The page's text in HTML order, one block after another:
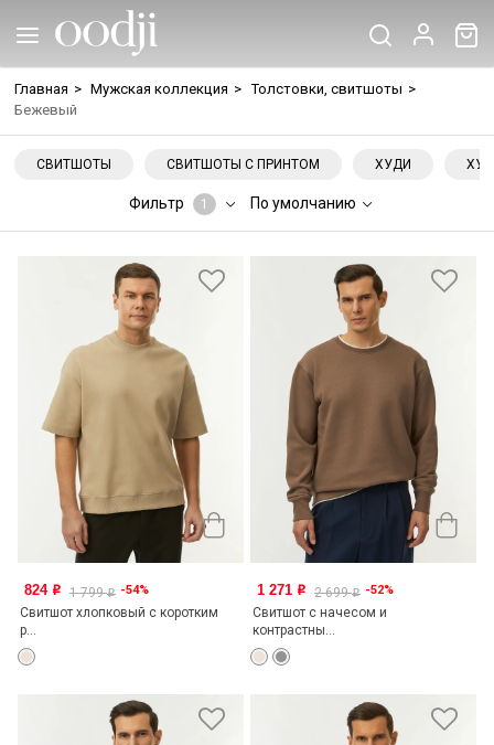
Главная > Мужская коллекция > Толстовки, свитшоты >
Бежевый
СВИТШОТЫ СВИТШОТЫ С ПРИНТОМ ХУДИ
Фильтр 1 По умолчанию
824 o 1 799o -54%
Свитшот хлопковый с коротким
р...
1 271 o 2 699o -52%
Свитшот с начесом и
контрастны...